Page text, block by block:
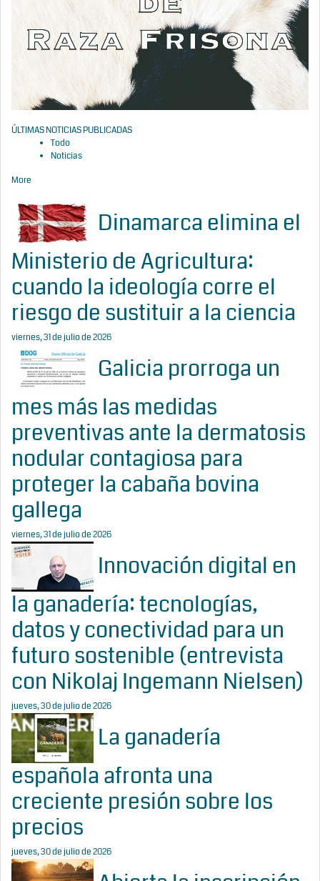
ÚLTIMAS NOTICIAS PUBLICADAS
Todo
Noticias
More
Dinamarca elimina el
Ministerio de Agricultura:
cuando la ideología corre el
riesgo de sustituir a la ciencia
viernes, 31 de julio de 2026
Galicia prorroga un
mes más las medidas
preventivas ante la dermatosis
nodular contagiosa para
proteger la cabaña bovina
gallega
viernes, 31 de julio de 2026
Innovación digital en
la ganadería: tecnologías,
datos y conectividad para un
futuro sostenible (entrevista
con Nikolaj Ingemann Nielsen)
jueves, 30 de julio de 2026
La ganadería
española afronta una
creciente presión sobre los
precios
jueves, 30 de julio de 2026